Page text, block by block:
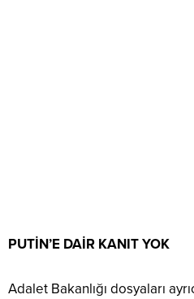
PUTİN’E DAİR KANIT YOK
Adalet Bakanlığı dosyaları